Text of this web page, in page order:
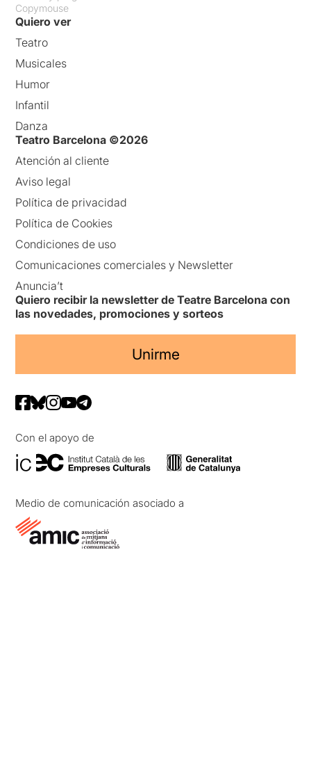
Copymouse
Quiero ver
Teatro
Musicales
Humor
Infantil
Danza
Teatro Barcelona ©2026
Atención al cliente
Aviso legal
Política de privacidad
Política de Cookies
Condiciones de uso
Comunicaciones comerciales y Newsletter
Anuncia’t
Quiero recibir la newsletter de Teatre Barcelona con
las novedades, promociones y sorteos
Unirme
Con el apoyo de
Medio de comunicación asociado a